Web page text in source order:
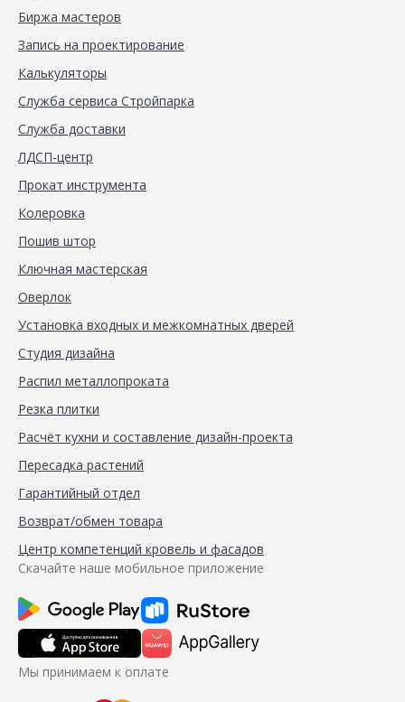
Биржа мастеров
Запись на проектирование
Калькуляторы
Служба сервиса Стройпарка
Служба доставки
ЛДСП-центр
Прокат инструмента
Колеровка
Пошив штор
Ключная мастерская
Оверлок
Установка входных и межкомнатных дверей
Студия дизайна
Распил металлопроката
Резка плитки
Расчёт кухни и составление дизайн-проекта
Пересадка растений
Гарантийный отдел
Возврат/обмен товара
Центр компетенций кровель и фасадов
Скачайте наше мобильное приложение
Мы принимаем к оплате